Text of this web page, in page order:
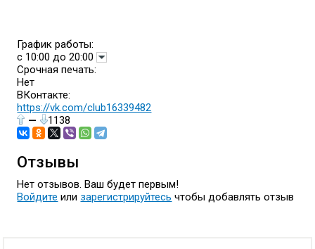
График работы:
с 10:00 до 20:00
Срочная печать:
Нет
ВКонтакте:
https://vk.com/club16339482
—
1138
Отзывы
Нет отзывов. Ваш будет первым!
Войдите или зарегистрируйтесь чтобы добавлять отзыв